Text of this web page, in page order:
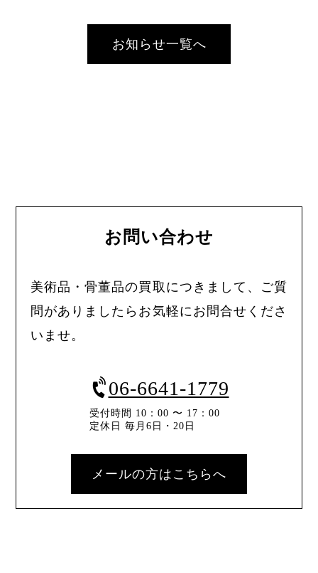
お知らせ一覧へ
お問い合わせ
美術品・骨董品の買取につきまして、ご質
問がありましたらお気軽にお問合せくださ
いませ。
06-6641-1779
受付時間 10：00 〜 17：00
定休日 毎月6日・20日
メールの方はこちらへ